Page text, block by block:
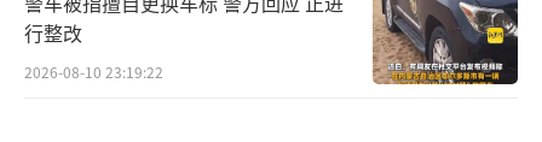
行整改
2026-08-10 23:19:22